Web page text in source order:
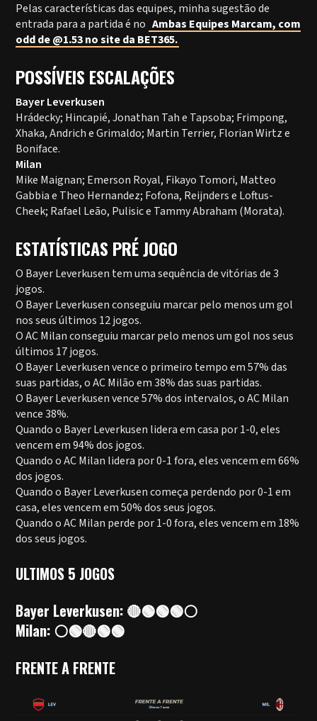
Pelas características das equipes, minha sugestão de
entrada para a partida é no Ambas Equipes Marcam, com
odd de @1.53 no site da BET365.
POSSÍVEIS ESCALAÇÕES
Bayer Leverkusen
Hrádecky; Hincapié, Jonathan Tah e Tapsoba; Frimpong,
Xhaka, Andrich e Grimaldo; Martin Terrier, Florian Wirtz e
Boniface.
Milan
Mike Maignan; Emerson Royal, Fikayo Tomori, Matteo
Gabbia e Theo Hernandez; Fofona, Reijnders e Loftus-
Cheek; Rafael Leão, Pulisic e Tammy Abraham (Morata).
ESTATÍSTICAS PRÉ JOGO
O Bayer Leverkusen tem uma sequência de vitórias de 3
jogos.
O Bayer Leverkusen conseguiu marcar pelo menos um gol
nos seus últimos 12 jogos.
O AC Milan conseguiu marcar pelo menos um gol nos seus
últimos 17 jogos.
O Bayer Leverkusen vence o primeiro tempo em 57% das
suas partidas, o AC Milão em 38% das suas partidas.
O Bayer Leverkusen vence 57% dos intervalos, o AC Milan
vence 38%.
Quando o Bayer Leverkusen lidera em casa por 1-0, eles
vencem em 94% dos jogos.
Quando o AC Milan lidera por 0-1 fora, eles vencem em 66%
dos jogos.
Quando o Bayer Leverkusen começa perdendo por 0-1 em
casa, eles vencem em 50% dos seus jogos.
Quando o AC Milan perde por 1-0 fora, eles vencem em 18%
dos seus jogos.
ULTIMOS 5 JOGOS
Bayer Leverkusen: 🔴🟢🟢🟢⚪
Milan: ⚪🟢🔴🟢🟢
FRENTE A FRENTE